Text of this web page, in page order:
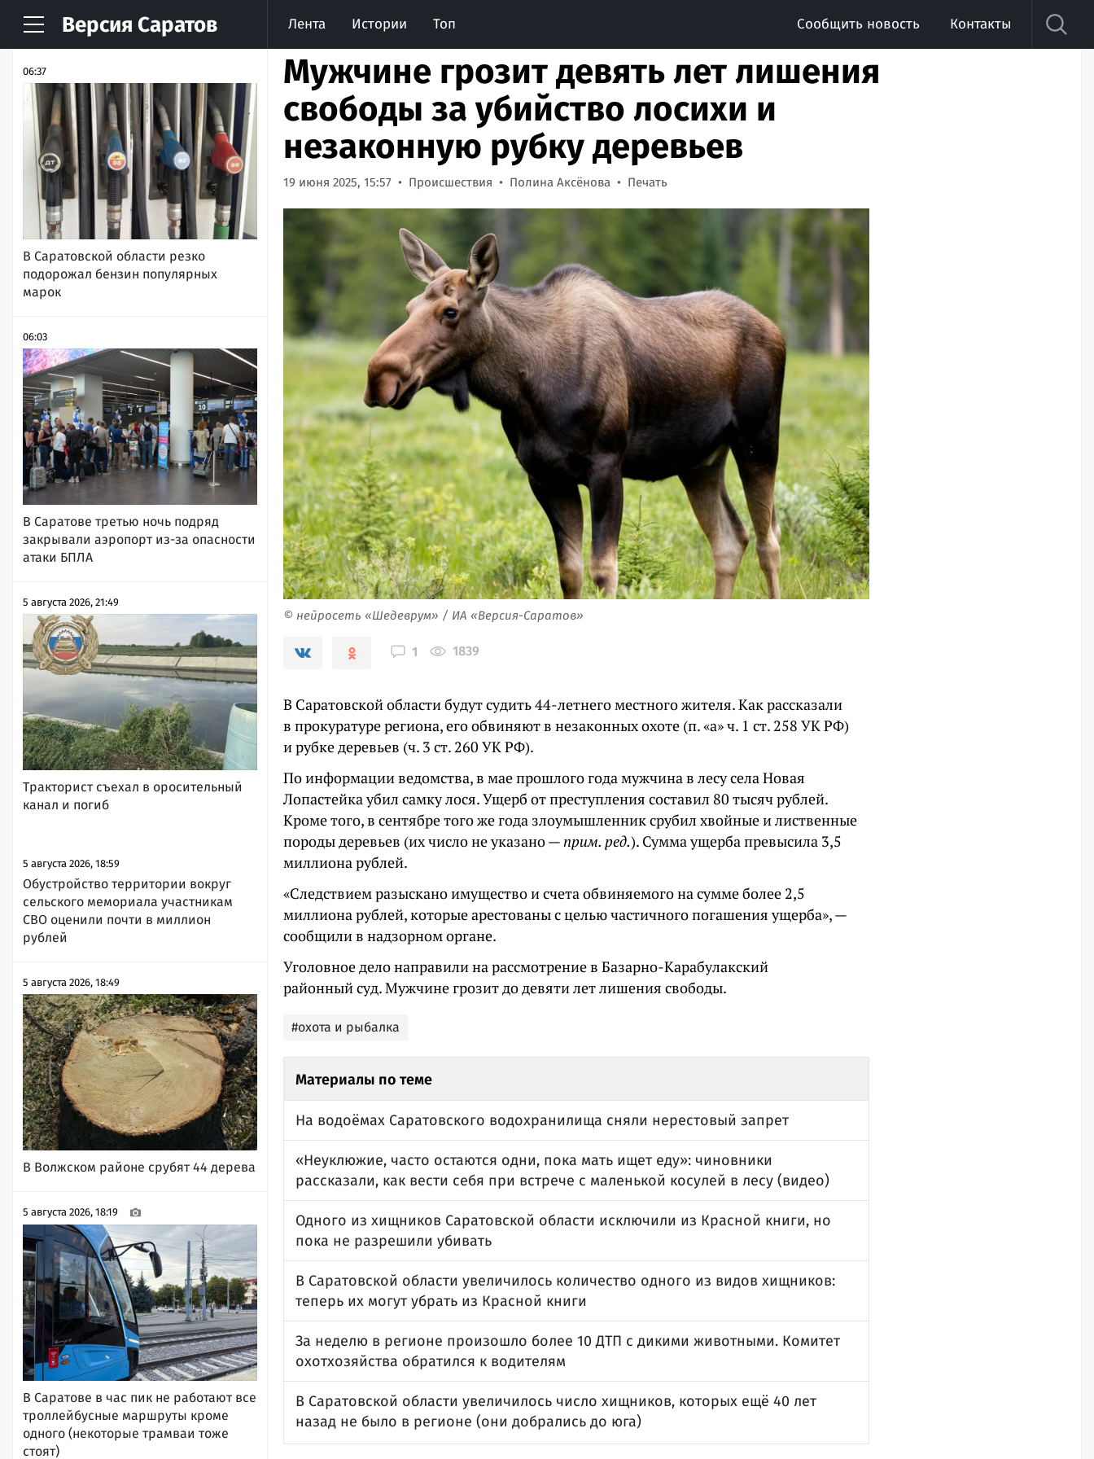
Версия Саратов Лента Истории Топ Сообщить новость Контакты
НОВОСТИ АРХИВ
06:37
В Саратовской области резко
подорожал бензин популярных
марок
06:03
В Саратове третью ночь подряд
закрывали аэропорт из-за опасности
атаки БПЛА
5 августа 2026, 21:49
Тракторист съехал в оросительный
канал и погиб
5 августа 2026, 18:59
Обустройство территории вокруг
сельского мемориала участникам
СВО оценили почти в миллион
рублей
5 августа 2026, 18:49
В Волжском районе срубят 44 дерева
5 августа 2026, 18:19
В Саратове в час пик не работают все
троллейбусные маршруты кроме
одного (некоторые трамваи тоже
стоят)
Мужчине грозит девять лет лишения
свободы за убийство лосихи и
незаконную рубку деревьев
19 июня 2025, 15:57 Происшествия Полина Аксёнова Печать
© нейросеть «Шедеврум» / ИА «Версия-Саратов»
1 1839
В Саратовской области будут судить 44-летнего местного жителя. Как рассказали
в прокуратуре региона, его обвиняют в незаконных охоте (п. «а» ч. 1 ст. 258 УК РФ)
и рубке деревьев (ч. 3 ст. 260 УК РФ).
По информации ведомства, в мае прошлого года мужчина в лесу села Новая
Лопастейка убил самку лося. Ущерб от преступления составил 80 тысяч рублей.
Кроме того, в сентябре того же года злоумышленник срубил хвойные и лиственные
породы деревьев (их число не указано —прим. ред.). Сумма ущерба превысила 3,5
миллиона рублей.
«Следствием разыскано имущество и счета обвиняемого на сумме более 2,5
миллиона рублей, которые арестованы с целью частичного погашения ущерба», —
сообщили в надзорном органе.
Уголовное дело направили на рассмотрение в Базарно-Карабулакский
районный суд. Мужчине грозит до девяти лет лишения свободы.
#охота и рыбалка
Материалы по теме
На водоёмах Саратовского водохранилища сняли нерестовый запрет
«Неуклюжие, часто остаются одни, пока мать ищет еду»: чиновники
рассказали, как вести себя при встрече с маленькой косулей в лесу (видео)
Одного из хищников Саратовской области исключили из Красной книги, но
пока не разрешили убивать
В Саратовской области увеличилось количество одного из видов хищников:
теперь их могут убрать из Красной книги
За неделю в регионе произошло более 10 ДТП с дикими животными. Комитет
охотхозяйства обратился к водителям
В Саратовской области увеличилось число хищников, которых ещё 40 лет
назад не было в регионе (они добрались до юга)